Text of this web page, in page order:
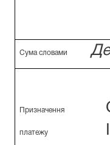
Сума словами
Призначення
платежу